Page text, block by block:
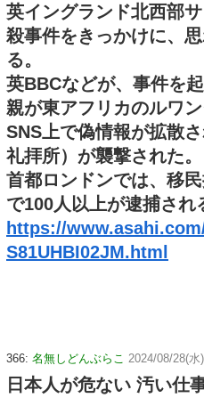
英イングランド北西部
殺事件をきっかけに、
る。
英BBCなどが、事件を
親が東アフリカのルワ
SNS上で偽情報が拡散
礼拝所）が襲撃された。
首都ロンドンでは、移
で100人以上が逮捕され
https://
S81UHBI02JM.html
366: 名無しどんぶらこ 2024/08/28(
日本人が危ない 汚い仕